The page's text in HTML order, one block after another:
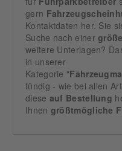
gern
Kontaktdaten her. Sie
Suche nach einer
weitere Unterlagen?
in unserer
Kategorie "
fündig - wie bei allen
diese auf Bestellung
Ihnen größtmögliche